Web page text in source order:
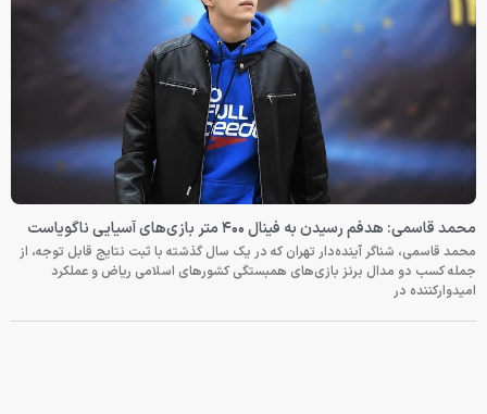
محمد قاسمی: هدفم رسیدن به فینال ۴۰۰ متر بازی‌های آسیایی ناگویاست
محمد قاسمی، شناگر آینده‌دار تهران که در یک سال گذشته با ثبت نتایج قابل توجه، از
جمله کسب دو مدال برنز بازی‌های همبستگی کشورهای اسلامی ریاض و عملکرد
امیدوارکننده در